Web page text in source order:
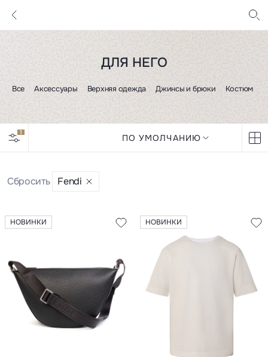
ДЛЯ НЕГО
Все Аксессуары Верхняя одежда Джинсы и брюки Костюмы и
1
ПО УМОЛЧАНИЮ
Сбросить Fendi
НОВИНКИ НОВИНКИ